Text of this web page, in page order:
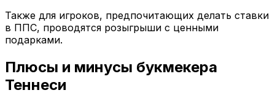
Также для игроков, предпочитающих делать ставки
в ППС, проводятся розыгрыши с ценными
подарками.
Плюсы и минусы букмекера
Теннеси